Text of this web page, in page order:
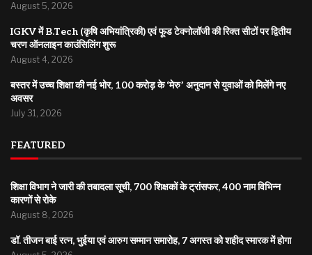
August 5, 2026
IGKV में B.Tech (कृषि अभियांत्रिकी) एवं फूड टेक्नोलॉजी की रिक्त सीटों पर द्वितीय
चरण ऑनलाइन काउंसिलिंग शुरू
August 4, 2026
बस्तर में उच्च शिक्षा की नई भोर, 100 करोड़ के ‘मेरु’ अनुदान से युवाओं को मिलेंगे नए
अवसर
July 31, 2026
FEATURED
शिक्षा विभाग ने जारी की तबादला सूची, 700 शिक्षकों के ट्रांसफर, 400 नाम विभिन्न
कारणों से रोके
August 8, 2026
डॉ. तीजन बाई रत्न, भुईया एवं आरुग सम्मान समारोह, 7 अगस्त को शहीद स्मारक में होगा